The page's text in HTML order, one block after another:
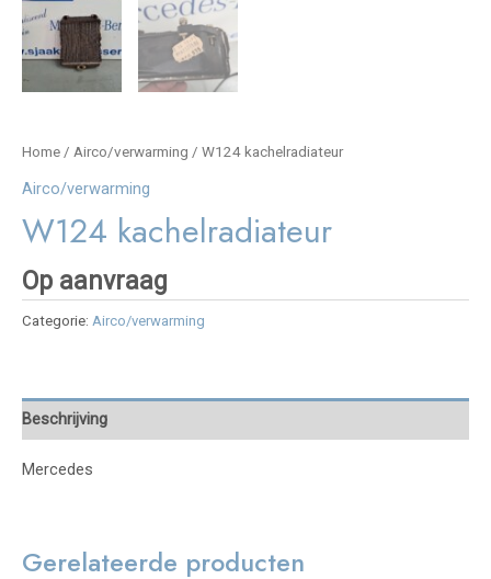
Home / Airco/verwarming / W124 kachelradiateur
Airco/verwarming
W124 kachelradiateur
Op aanvraag
Categorie: Airco/verwarming
Beschrijving
Mercedes
Gerelateerde producten